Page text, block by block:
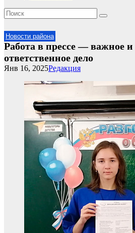
Новости района
Работа в прессе — важное и
ответственное дело
Редакция
Янв 16, 2025